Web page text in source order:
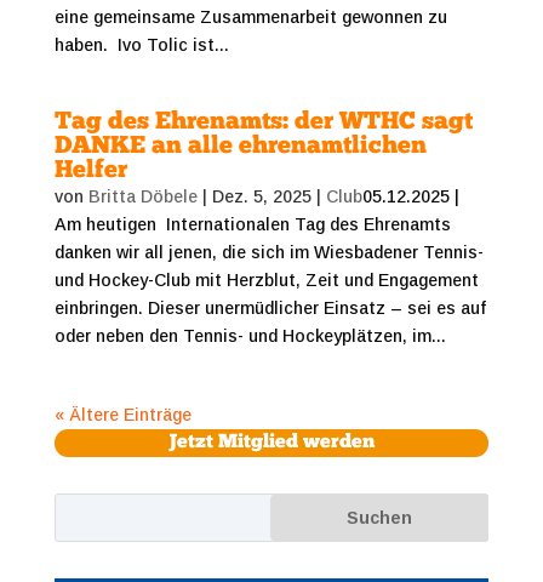
eine gemeinsame Zusammenarbeit gewonnen zu
haben. Ivo Tolic ist...
Tag des Ehrenamts: der WTHC sagt
DANKE an alle ehrenamtlichen
Helfer
von Britta Döbele| Dez. 5, 2025| Club05.12.2025 |
Am heutigen Internationalen Tag des Ehrenamts
danken wir all jenen, die sich im Wiesbadener Tennis-
und Hockey-Club mit Herzblut, Zeit und Engagement
einbringen. Dieser unermüdlicher Einsatz – sei es auf
oder neben den Tennis- und Hockeyplätzen, im...
« Ältere Einträge
Jetzt Mitglied werden